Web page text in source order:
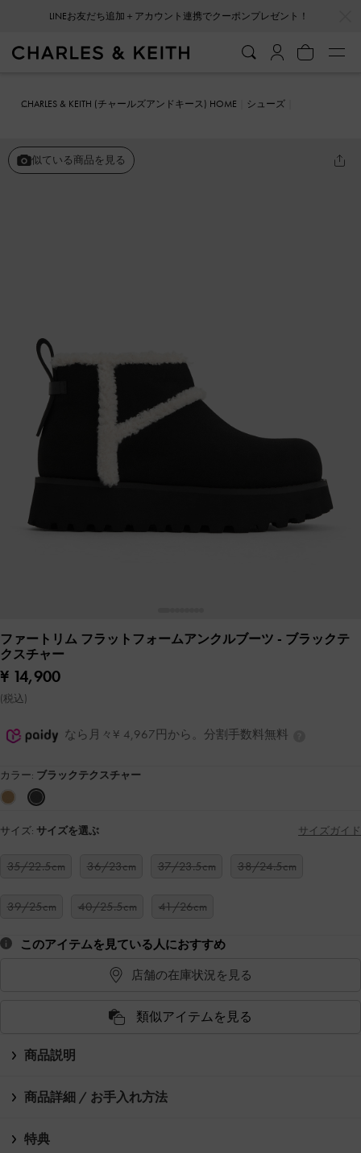
LINEお友だち追加＋アカウント連携でクーポンプレゼント！
CHARLES & KEITH (チャールズアンドキース) HOME
シューズ
似ている商品を見る
ファートリム フラットフォームアンクルブーツ - ブラックテ
クスチャー
¥ 14,900
(税込)
なら月々¥ 4,967円から。分割手数料無料
カラー: ブラックテクスチャー
サイズ: サイズを選ぶ サイズガイド
35/22.5cm 36/23cm 37/23.5cm 38/24.5cm
39/25cm 40/25.5cm 41/26cm
このアイテムを見ている人におすすめ
店舗の在庫状況を見る
類似アイテムを見る
商品説明
商品詳細 / お手入れ方法
特典